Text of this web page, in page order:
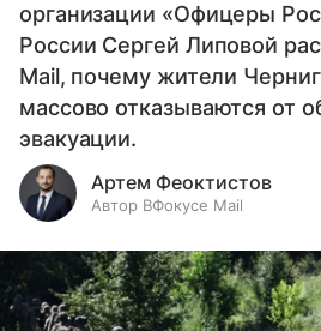
организации «Офицеры
России Сергей Липовой
Mail, почему жители
массово отказываются от
эвакуации.
Артем Феоктистов
Автор ВФокусе Mail